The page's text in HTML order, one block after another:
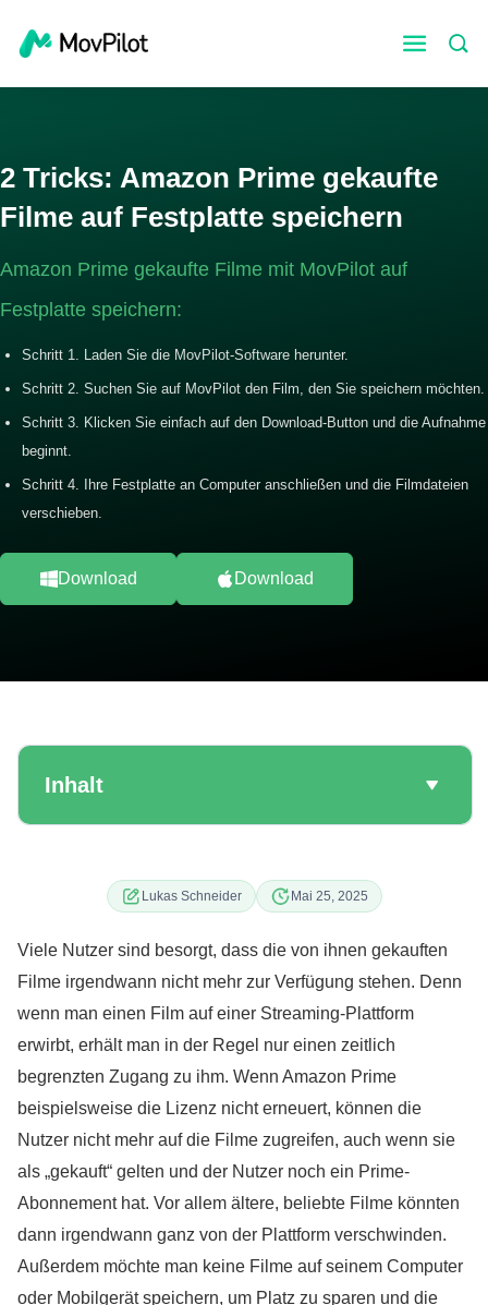
2 Tricks: Amazon Prime gekaufte
Filme auf Festplatte speichern
Amazon Prime gekaufte Filme mit MovPilot auf
Festplatte speichern:
Schritt 1. Laden Sie die MovPilot-Software herunter.
Schritt 2. Suchen Sie auf MovPilot den Film, den Sie speichern möchten.
Schritt 3. Klicken Sie einfach auf den Download-Button und die Aufnahme
beginnt.
Schritt 4. Ihre Festplatte an Computer anschließen und die Filmdateien
verschieben.
Download Download
Inhalt
Lukas Schneider Mai 25, 2025
Viele Nutzer sind besorgt, dass die von ihnen gekauften
Filme irgendwann nicht mehr zur Verfügung stehen. Denn
wenn man einen Film auf einer Streaming-Plattform
erwirbt, erhält man in der Regel nur einen zeitlich
begrenzten Zugang zu ihm. Wenn Amazon Prime
beispielsweise die Lizenz nicht erneuert, können die
Nutzer nicht mehr auf die Filme zugreifen, auch wenn sie
als „gekauft“ gelten und der Nutzer noch ein Prime-
Abonnement hat. Vor allem ältere, beliebte Filme könnten
dann irgendwann ganz von der Plattform verschwinden.
Außerdem möchte man keine Filme auf seinem Computer
oder Mobilgerät speichern, um Platz zu sparen und die